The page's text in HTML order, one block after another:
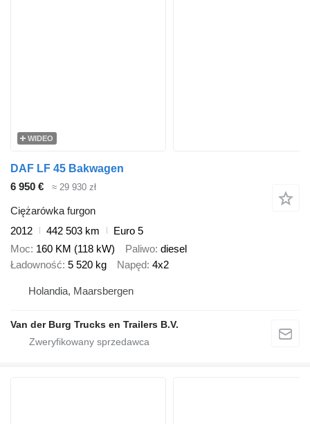
WIDEO
DAF LF 45 Bakwagen
6 950 €
≈ 29 930 zł
Ciężarówka furgon
2012
442 503 km
Euro 5
Moc 160 KM (118 kW) Paliwo diesel
Ładowność 5 520 kg Napęd 4x2
Holandia, Maarsbergen
Van der Burg Trucks en Trailers B.V.